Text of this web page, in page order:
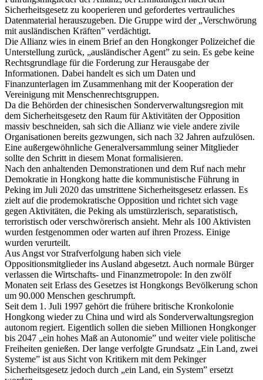
Sicherheitsgesetz zu kooperieren und gefordertes vertrauliches
Datenmaterial herauszugeben. Die Gruppe wird der „Verschwörung
mit ausländischen Kräften” verdächtigt.
Die Allianz wies in einem Brief an den Hongkonger Polizeichef die
Unterstellung zurück, „ausländischer Agent” zu sein. Es gebe keine
Rechtsgrundlage für die Forderung zur Herausgabe der
Informationen. Dabei handelt es sich um Daten und
Finanzunterlagen im Zusammenhang mit der Kooperation der
Vereinigung mit Menschenrechtsgruppen.
Da die Behörden der chinesischen Sonderverwaltungsregion mit
dem Sicherheitsgesetz den Raum für Aktivitäten der Opposition
massiv beschneiden, sah sich die Allianz wie viele andere zivile
Organisationen bereits gezwungen, sich nach 32 Jahren aufzulösen.
Eine außergewöhnliche Generalversammlung seiner Mitglieder
sollte den Schritt in diesem Monat formalisieren.
Nach den anhaltenden Demonstrationen und dem Ruf nach mehr
Demokratie in Hongkong hatte die kommunistische Führung in
Peking im Juli 2020 das umstrittene Sicherheitsgesetz erlassen. Es
zielt auf die prodemokratische Opposition und richtet sich vage
gegen Aktivitäten, die Peking als umstürzlerisch, separatistisch,
terroristisch oder verschwörerisch ansieht. Mehr als 100 Aktivisten
wurden festgenommen oder warten auf ihren Prozess. Einige
wurden verurteilt.
Aus Angst vor Strafverfolgung haben sich viele
Oppositionsmitglieder ins Ausland abgesetzt. Auch normale Bürger
verlassen die Wirtschafts- und Finanzmetropole: In den zwölf
Monaten seit Erlass des Gesetzes ist Hongkongs Bevölkerung schon
um 90.000 Menschen geschrumpft.
Seit dem 1. Juli 1997 gehört die frühere britische Kronkolonie
Hongkong wieder zu China und wird als Sonderverwaltungsregion
autonom regiert. Eigentlich sollen die sieben Millionen Hongkonger
bis 2047 „ein hohes Maß an Autonomie” und weiter viele politische
Freiheiten genießen. Der lange verfolgte Grundsatz „Ein Land, zwei
Systeme” ist aus Sicht von Kritikern mit dem Pekinger
Sicherheitsgesetz jedoch durch „ein Land, ein System” ersetzt